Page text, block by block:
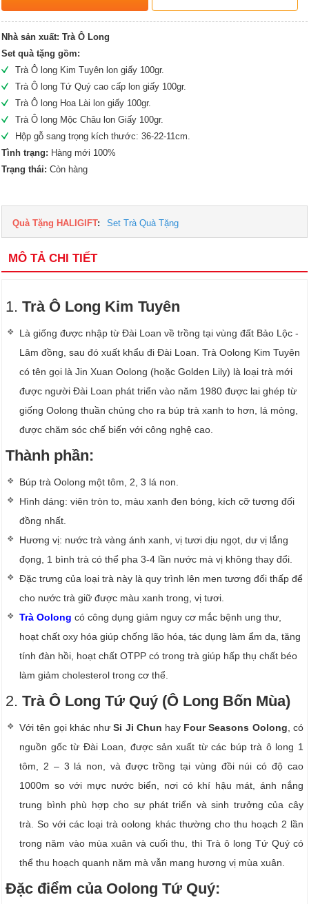
Nhà sản xuất: Trà Ô Long
Set quà tặng gồm:
Trà Ô long Kim Tuyên lon giấy 100gr.
Trà Ô long Tứ Quý cao cấp lon giấy 100gr.
Trà Ô long Hoa Lài lon giấy 100gr.
Trà Ô long Mộc Châu lon Giấy 100gr.
Hộp gỗ sang trọng kích thước: 36-22-11cm.
Tình trạng: Hàng mới 100%
Trạng thái:Còn hàng
Quà Tặng HALIGIFT: Set Trà Quà Tặng
MÔ TẢ CHI TIẾT
1. Trà Ô Long Kim Tuyên
Là giống được nhập từ Đài Loan về trồng tại vùng đất Bảo Lộc -
Lâm đồng, sau đó xuất khẩu đi Đài Loan. Trà Oolong Kim Tuyên
có tên gọi là Jin Xuan Oolong (hoặc Golden Lily) là loại trà mới
được người Đài Loan phát triển vào năm 1980 được lai ghép từ
giống Oolong thuần chủng cho ra búp trà xanh to hơn, lá mỏng,
được chăm sóc chế biến với công nghệ cao.
Thành phần:
Búp trà Oolong một tôm, 2, 3 lá non.
Hình dáng: viên tròn to, màu xanh đen bóng, kích cỡ tương đối
đồng nhất.
Hương vị: nước trà vàng ánh xanh, vị tươi dịu ngọt, dư vị lắng
đọng, 1 bình trà có thể pha 3-4 lần nước mà vị không thay đổi.
Đặc trưng của loại trà này là quy trình lên men tương đối thấp để
cho nước trà giữ được màu xanh trong, vị tươi.
Trà Oolong có công dụng giảm nguy cơ mắc bệnh ung thư,
hoạt chất oxy hóa giúp chống lão hóa, tác dụng làm ẩm da, tăng
tính đàn hồi, hoạt chất OTPP có trong trà giúp hấp thụ chất béo
làm giảm cholesterol trong cơ thể.
2.Trà Ô Long Tứ Quý (Ô Long Bốn Mùa)
Với tên gọi khác nhưSi Ji Chun hay Four Seasons Oolong , có
nguồn gốc từ Đài Loan, được sản xuất từ các búp trà ô long 1
tôm, 2 – 3 lá non, và được trồng tại vùng đồi núi có độ cao
1000m so với mực nước biển, nơi có khí hậu mát, ánh nắng
trung bình phù hợp cho sự phát triển và sinh trưởng của cây
trà. So với các loại trà oolong khác thường cho thu hoạch 2 lần
trong năm vào mùa xuân và cuối thu, thì Trà ô long Tứ Quý có
thể thu hoạch quanh năm mà vẫn mang hương vị mùa xuân.
Đặc điểm của Oolong Tứ Quý: